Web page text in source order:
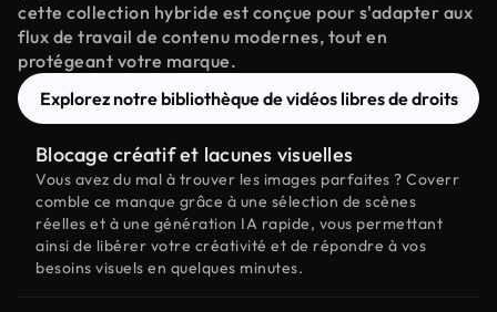
cette collection hybride est conçue pour s'adapter aux
flux de travail de contenu modernes, tout en
protégeant votre marque.
Explorez notre bibliothèque de vidéos libres de droits
Blocage créatif et lacunes visuelles
Vous avez du mal à trouver les images parfaites ? Coverr
comble ce manque grâce à une sélection de scènes
réelles et à une génération IA rapide, vous permettant
ainsi de libérer votre créativité et de répondre à vos
besoins visuels en quelques minutes.